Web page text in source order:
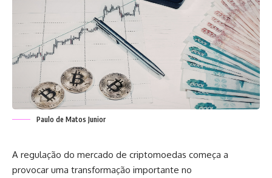
Paulo de Matos Junior
A regulação do mercado de criptomoedas começa a
provocar uma transformação importante no